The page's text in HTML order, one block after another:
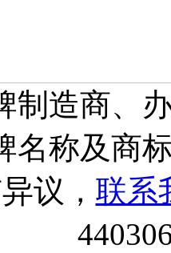
制造商、
名称及商
议， 联系